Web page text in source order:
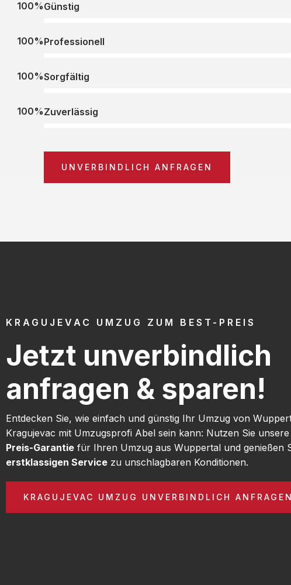
Günstig
100%
Professionell
100%
Sorgfältig
100%
Zuverlässig
100%
UNVERBINDLICH ANFRAGEN
KRAGUJEVAC UMZUG ZUM BEST-PREIS
Jetzt unverbindlich
anfragen & sparen!
Entdecken Sie, wie einfach und günstig Ihr Umzug von
Kragujevac mit Umzugsprofi Abel sein kann: Nutzen Sie unsere
Preis-Garantie für Ihren Umzug aus Wuppertal und genießen
erstklassigen Service zu unschlagbaren Konditionen.
KRAGUJEVAC UMZUG UNVERBINDLICH ANFRAGEN